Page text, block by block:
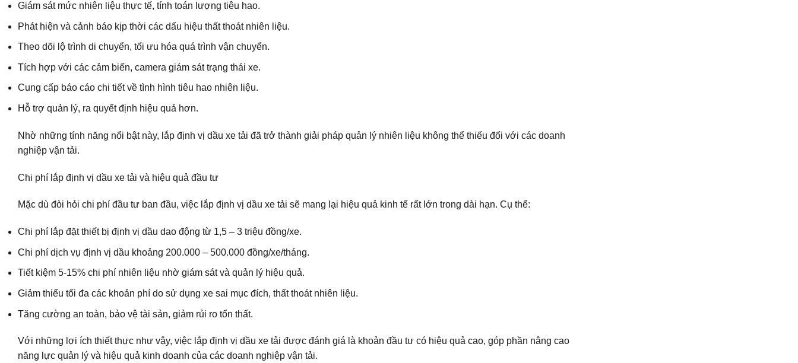
Giám sát mức nhiên liệu thực tế, tính toán lượng tiêu hao.
Phát hiện và cảnh báo kịp thời các dấu hiệu thất thoát nhiên liệu.
Theo dõi lộ trình di chuyển, tối ưu hóa quá trình vận chuyển.
Tích hợp với các cảm biến, camera giám sát trạng thái xe.
Cung cấp báo cáo chi tiết về tình hình tiêu hao nhiên liệu.
Hỗ trợ quản lý, ra quyết định hiệu quả hơn.
Nhờ những tính năng nổi bật này, lắp định vị dầu xe tải đã trở thành giải pháp quản lý nhiên liệu không thể thiếu đối với các doanh
nghiệp vận tải.
Chi phí lắp định vị dầu xe tải và hiệu quả đầu tư
Mặc dù đòi hỏi chi phí đầu tư ban đầu, việc lắp định vị dầu xe tải sẽ mang lại hiệu quả kinh tế rất lớn trong dài hạn. Cụ thể:
Chi phí lắp đặt thiết bị định vị dầu dao động từ 1,5 – 3 triệu đồng/xe.
Chi phí dịch vụ định vị dầu khoảng 200.000 – 500.000 đồng/xe/tháng.
Tiết kiệm 5-15% chi phí nhiên liệu nhờ giám sát và quản lý hiệu quả.
Giảm thiểu tối đa các khoản phí do sử dụng xe sai mục đích, thất thoát nhiên liệu.
Tăng cường an toàn, bảo vệ tài sản, giảm rủi ro tổn thất.
Với những lợi ích thiết thực như vậy, việc lắp định vị dầu xe tải được đánh giá là khoản đầu tư có hiệu quả cao, góp phần nâng cao
năng lực quản lý và hiệu quả kinh doanh của các doanh nghiệp vận tải.